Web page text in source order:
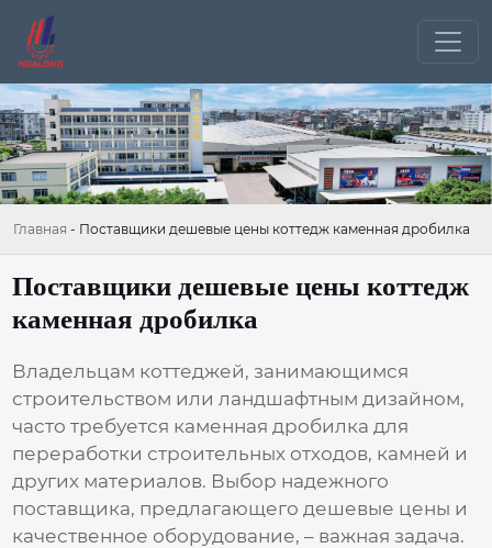
Главная - Поставщики дешевые цены коттедж каменная дробилка
Поставщики дешевые цены коттедж
каменная дробилка
Владельцам коттеджей, занимающимся
строительством или ландшафтным дизайном,
часто требуется каменная дробилка для
переработки строительных отходов, камней и
других материалов. Выбор надежного
поставщика, предлагающего дешевые цены и
качественное оборудование, – важная задача.